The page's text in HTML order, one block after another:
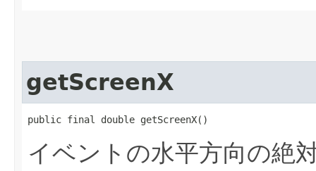
getScreenX
public final double getScreenX()
イベントの水平方向の絶